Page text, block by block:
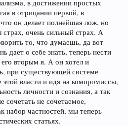
в достижении простых
в отрицании первой, в
он делает полнейшая лож, но
очень сильный страх. А
то, что думаешь, да вот
дает о себе знать, теперь нести
вторым я. А он хотел и
при существующей системе
этой власти и идя на компромиссы,
личности и сознания, а так
сочетать не сочетаемое,
набор частностей, мы теперь
статьях.